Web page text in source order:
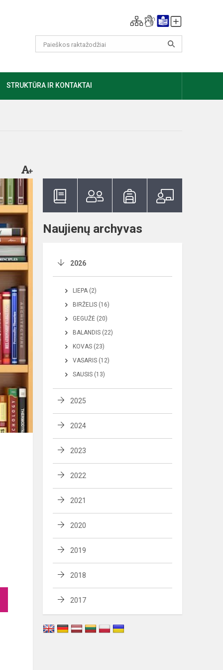
STRUKTŪRA IR KONTAKTAI
Naujienų archyvas
2026
LIEPA (2)
BIRŽELIS (16)
GEGUŽĖ (20)
BALANDIS (22)
KOVAS (23)
VASARIS (12)
SAUSIS (13)
2025
2024
2023
2022
2021
2020
2019
2018
2017